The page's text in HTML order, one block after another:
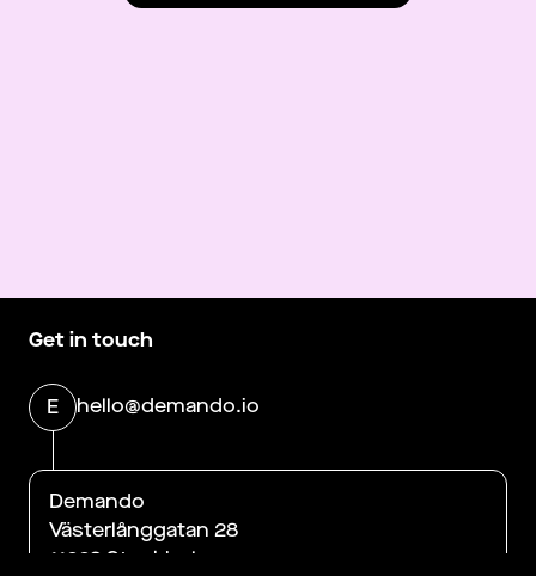
Get in touch
E hello@demando.io
Demando
Västerlånggatan 28
11229 Stockholm